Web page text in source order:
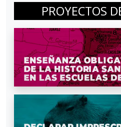
PROYECTOS